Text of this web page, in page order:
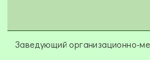
Заведующий организационно-